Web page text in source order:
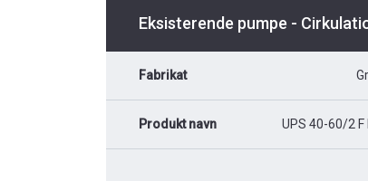
Eksisterende pumpe -
Fabrikat
Produkt navn UPS 40-60/2 F